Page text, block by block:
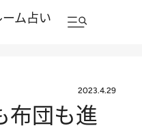
ム占い
2023.4.29
布団も進